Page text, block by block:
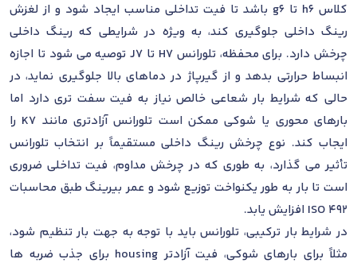
کلاس h6 تا g6 باشد تا فیت تداخلی مناسب ایجاد شود و از لغزش
رینگ داخلی جلوگیری کند، به ویژه در شرایطی که رینگ داخلی
چرخش دارد. برای محفظه، تلورانس H7 تا J7 توصیه می شود تا اجازه
انبساط حرارتی بدهد و از گیرپاژ در دماهای بالا جلوگیری نماید، در
حالی که شرایط بار شعاعی خالص نیاز به فیت سفت تری دارد اما
بارهای محوری یا شوکی ممکن است تلورانس آزادتری مانند K7 را
ایجاب کند. نوع چرخش رینگ داخلی مستقیماً بر انتخاب تلورانس
تأثیر می گذارد، به طوری که در چرخش مداوم، فیت تداخلی ضروری
است تا بار به طور یکنواخت توزیع شود و عمر بیرینگ طبق محاسبات
ISO 492 افزایش یابد.
در شرایط بار ترکیبی، تلورانس باید با توجه به جهت بار تنظیم شود،
مثلاً برای بارهای شوکی، فیت آزادتر housing برای جذب ضربه ها